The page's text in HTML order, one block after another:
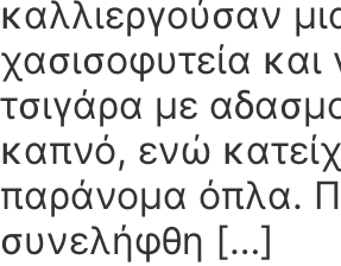
καλλιεργούσαν
χασισοφυτεία και
τσιγάρα με
καπνό, ενώ
παράνομα όπλα.
συνελήφθη […]